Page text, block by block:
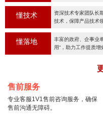
懂技术
资深技术专家团队长
技术，保障产品技术领
懂落地
丰富的政府、企事业
用“，助力工作提质增
售前服务
专业客服1V1售前咨询服务，确保
售前沟通无障碍。